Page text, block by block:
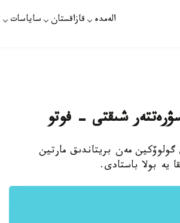
الەمدە قازاقستان ساياسات
شىقتى - فوتو
وتەتىن گەننادي گولوۆكين مەن بريتاندىق مارتين
يە بولا باستادى.